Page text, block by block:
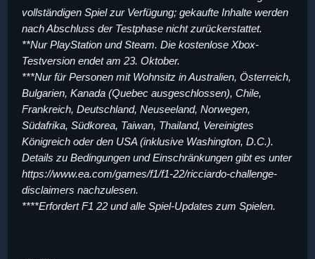
vollständigen Spiel zur Verfügung; gekaufte Inhalte werden
nach Abschluss der Testphase nicht zurückerstattet.
**Nur PlayStation und Steam. Die kostenlose Xbox-
Testversion endet am 23. Oktober.
***Nur für Personen mit Wohnsitz in Australien, Österreich,
Bulgarien, Kanada (Quebec ausgeschlossen), Chile,
Frankreich, Deutschland, Neuseeland, Norwegen,
Südafrika, Südkorea, Taiwan, Thailand, Vereinigtes
Königreich oder den USA (inklusive Washington, D.C.).
Details zu Bedingungen und Einschränkungen gibt es unter
https://www.ea.com/games/f1/f1-22/ricciardo-challenge-
disclaimers nachzulesen.
****Erfordert F1 22 und alle Spiel-Updates zum Spielen.